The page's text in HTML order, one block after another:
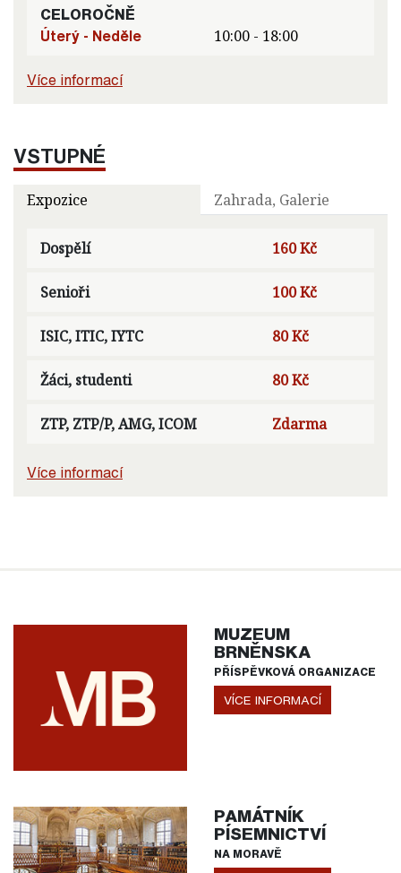
CELOROČNĚ
Úterý - Neděle
10:00 - 18:00
Více informací
VSTUPNÉ
Expozice Zahrada, Galerie
Dospělí 160 Kč
Senioři 100 Kč
ISIC, ITIC, IYTC 80 Kč
Žáci, studenti 80 Kč
ZTP, ZTP/P, AMG, ICOM Zdarma
Více informací
MUZEUM
BRNĚNSKA
PŘÍSPĚVKOVÁ ORGANIZACE
VÍCE INFORMACÍ
PAMÁTNÍK
PÍSEMNICTVÍ
NA MORAVĚ